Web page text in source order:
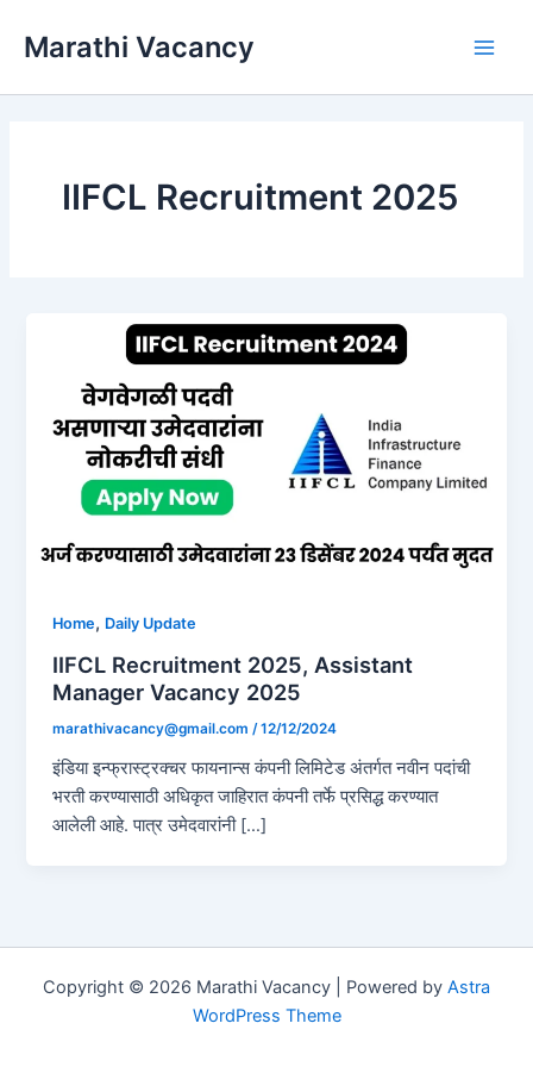
Marathi Vacancy
IIFCL Recruitment 2025
Home, Daily Update
IIFCL Recruitment 2025, Assistant
Manager Vacancy 2025
marathivacancy@gmail.com /12/12/2024
इंडिया इन्फ्रास्ट्रक्चर फायनान्स कंपनी लिमिटेड अंतर्गत नवीन पदांची
भरती करण्यासाठी अधिकृत जाहिरात कंपनी तर्फे प्रसिद्ध करण्यात
आलेली आहे. पात्र उमेदवारांनी […]
Copyright © 2026 Marathi Vacancy | Powered by Astra
WordPress Theme